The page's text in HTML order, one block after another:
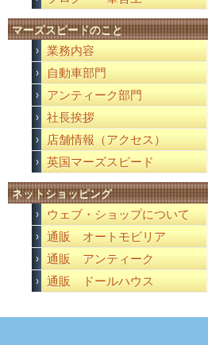
マーズスピードのこと
業務内容
自動車部門
アンティーク部門
社長挨拶
店舗情報（アクセス）
英国マーズスピード
ネットショッピング
ウェブ・ショップについて
通販 オートモビリア
通販 アンティーク
通販 ドールハウス